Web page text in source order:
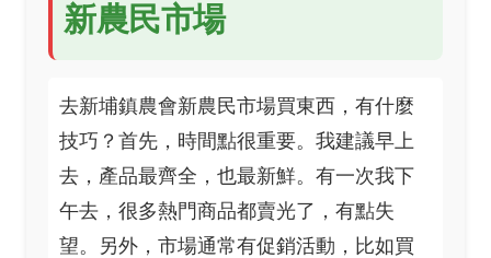
新農民市場
去新埔鎮農會新農民市場買東西，有什麼
技巧？首先，時間點很重要。我建議早上
去，產品最齊全，也最新鮮。有一次我下
午去，很多熱門商品都賣光了，有點失
望。另外，市場通常有促銷活動，比如買